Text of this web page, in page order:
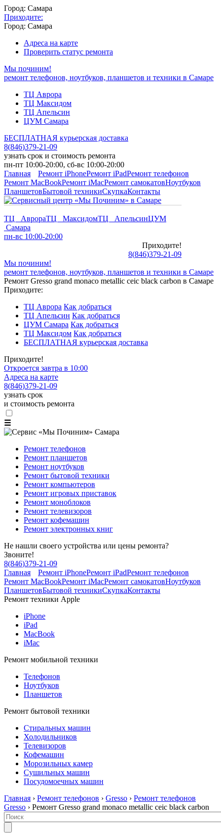
Город: Самара
Приходите:
Город: Самара
Адреса на карте
Проверить статус ремонта
Мы починим!
ремонт телефонов, ноутбуков, планшетов и техники в Самаре
ТЦ Аврора
ТЦ Максидом
ТЦ Апельсин
ЦУМ Самара
БЕСПЛАТНАЯ курьерская доставка
8(846)379-21-09
узнать срок и стоимость ремонта
пн-пт 10:00-20:00, сб-вс 10:00-20:00
Главная
Ремонт iPhoneРемонт iPadРемонт телефонов
Ремонт MacBookРемонт iMacРемонт самокатовНоутбуков
ПланшетовБытовой техникиСкупкаКонтакты
ТЦ АврораТЦ МаксидомТЦ АпельсинЦУМ
Самара
пн-вс 10:00-20:00
Приходите!
8(846)379-21-09
Мы починим!
ремонт телефонов, ноутбуков, планшетов и техники в Самаре
Ремонт Gresso grand monaco metallic ceic black carbon в Самаре
Приходите:
ТЦ Аврора Как добраться
ТЦ Апельсин Как добраться
ЦУМ Самара Как добраться
ТЦ Максидом Как добраться
БЕСПЛАТНАЯ курьерская доставка
Приходите!
Откроется завтра в 10:00
Адреса на карте
8(846)379-21-09
узнать срок
и стоимость ремонта
☰
Ремонт телефонов
Ремонт планшетов
Ремонт ноутбуков
Ремонт бытовой техники
Ремонт компьютеров
Ремонт игровых приставок
Ремонт моноблоков
Ремонт телевизоров
Ремонт кофемашин
Ремонт электронных книг
Не нашли своего устройства или цены ремонта?
Звоните!
8(846)379-21-09
Главная
Ремонт iPhoneРемонт iPadРемонт телефонов
Ремонт MacBookРемонт iMacРемонт самокатовНоутбуков
ПланшетовБытовой техникиСкупкаКонтакты
Ремонт техники Apple
iPhone
iPad
MacBook
iMac
Ремонт мобильной техники
Телефонов
Ноутбуков
Планшетов
Ремонт бытовой техники
Стиральных машин
Холодильников
Телевизоров
Кофемашин
Морозильных камер
Сушильных машин
Посудомоечных машин
Главная › Ремонт телефонов › Gresso › Ремонт телефонов
Gresso › Ремонт Gresso grand monaco metallic ceic black carbon